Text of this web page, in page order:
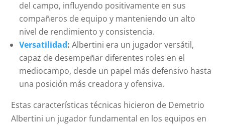
del campo, influyendo positivamente en sus
compañeros de equipo y manteniendo un alto
nivel de rendimiento y consistencia.
Versatilidad: Albertini era un jugador versátil,
capaz de desempeñar diferentes roles en el
mediocampo, desde un papel más defensivo hasta
una posición más creadora y ofensiva.
Estas características técnicas hicieron de Demetrio
Albertini un jugador fundamental en los equipos en